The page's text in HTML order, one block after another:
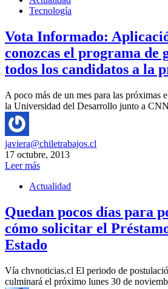
Tecnología
Vota Informado:
conozcas el programa de
todos los candidatos a la
A poco más de un mes para las próximas
la Universidad del Desarrollo junto a
javiera@chiletrabajos.cl
17 octubre, 2013
Leer más
Actualidad
Quedan pocos días para
cómo solicitar el
Estado
Vía chvnoticias.cl El periodo de
culminará el próximo lunes 30 de